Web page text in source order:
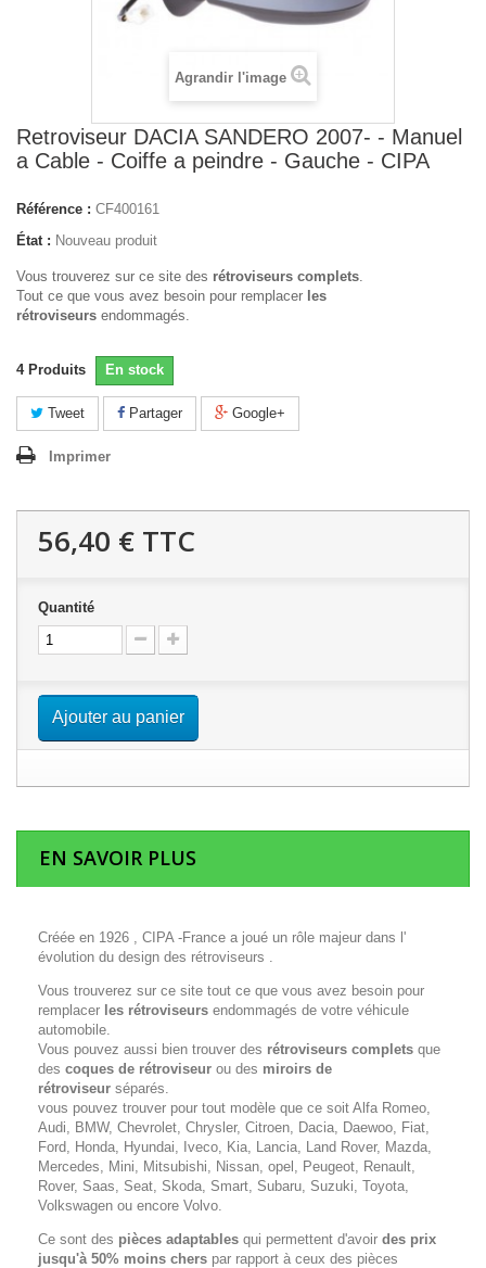
Agrandir l'image
Retroviseur DACIA SANDERO 2007- - Manuel
a Cable - Coiffe a peindre - Gauche - CIPA
Référence : CF400161
État : Nouveau produit
Vous trouverez sur ce site des rétroviseurs complets.
Tout ce que vous avez besoin pour remplacer les
rétroviseurs endommagés.
4 Produits En stock
Tweet Partager Google+
Imprimer
56,40 € TTC
Quantité
Ajouter au panier
EN SAVOIR PLUS
Créée en 1926 , CIPA -France a joué un rôle majeur dans l'
évolution du design des rétroviseurs .
Vous trouverez sur ce site tout ce que vous avez besoin pour
remplacer les rétroviseurs endommagés de votre véhicule
automobile.
Vous pouvez aussi bien trouver des rétroviseurs complets que
des coques de rétroviseur ou des miroirs de
rétroviseur séparés.
vous pouvez trouver pour tout modèle que ce soit Alfa Romeo,
Audi, BMW, Chevrolet, Chrysler, Citroen, Dacia, Daewoo, Fiat,
Ford, Honda, Hyundai, Iveco, Kia, Lancia, Land Rover, Mazda,
Mercedes, Mini, Mitsubishi, Nissan, opel, Peugeot, Renault,
Rover, Saas, Seat, Skoda, Smart, Subaru, Suzuki, Toyota,
Volkswagen ou encore Volvo.
Ce sont des pièces adaptables qui permettent d'avoir des prix
jusqu'à 50% moins chers par rapport à ceux des pièces